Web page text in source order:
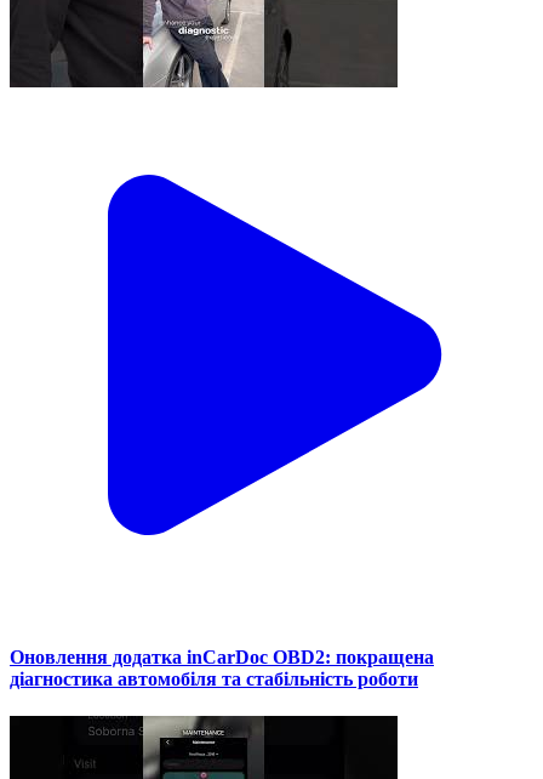
Оновлення додатка inCarDoc OBD2: покращена
діагностика автомобіля та стабільність роботи